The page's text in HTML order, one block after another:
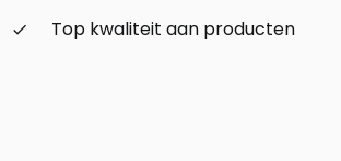
check_small
Top kwaliteit aan producten